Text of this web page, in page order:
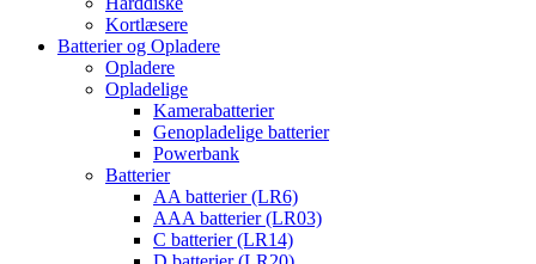
Kortlæsere
Batterier og Opladere
Opladere
Opladelige
Kamerabatterier
Genopladelige batterier
Powerbank
Batterier
AA batterier (LR6)
AAA batterier (LR03)
C batterier (LR14)